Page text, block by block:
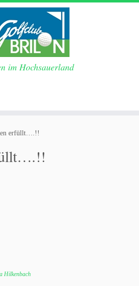
im Hochsauerland
erfüllt….!!
Hilkenbach